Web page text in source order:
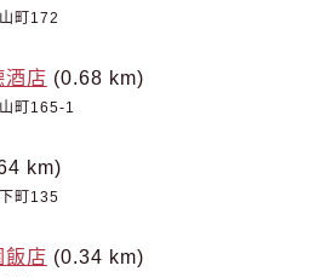
町172
酒店 (0.68 km)
町165-1
km)
町135
飯店 (0.34 km)